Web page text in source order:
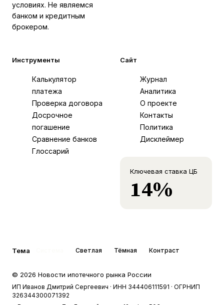
условиях. Не являемся
банком и кредитным
брокером.
Инструменты
Калькулятор
платежа
Проверка договора
Досрочное
погашение
Сравнение банков
Глоссарий
Сайт
Журнал
Аналитика
О проекте
Контакты
Политика
Дисклеймер
Ключевая ставка ЦБ
14%
Тема Светлая Тёмная Контраст
© 2026 Новости ипотечного рынка России
ИП Иванов Дмитрий Сергеевич · ИНН 344406111591 · ОГРНИП
326344300071392